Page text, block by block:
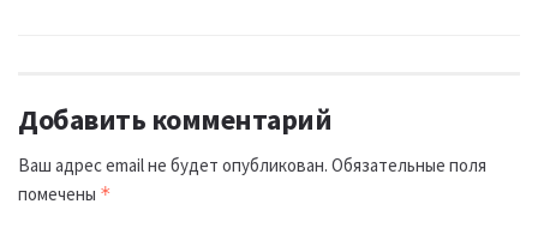
Добавить комментарий
Ваш адрес email не будет опубликован. Обязательные поля
помечены *